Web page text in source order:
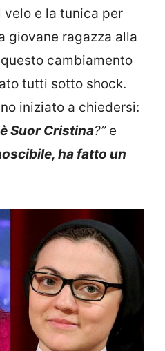
velo e la tunica per
giovane ragazza alla
cambiamento
tutti sotto shock.
iniziato a chiedersi:
Suor Cristina?” e
ha fatto un